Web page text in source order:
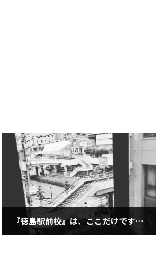
『徳島駅前校』は、ここだけです！ 2020.5.18